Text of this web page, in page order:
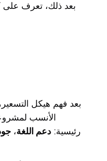
بعد ذلك، تعرف على
بعد فهم هيكل
الأنسب
رئيسية: دعم اللغة،